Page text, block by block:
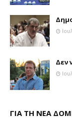
Δεν
ΓΙΑ ΤΗ ΝΕΑ